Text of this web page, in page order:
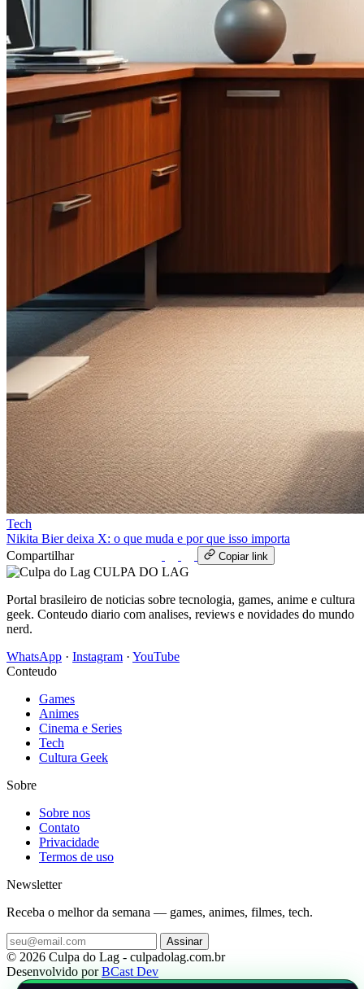
Tech
Nikita Bier deixa X: o que muda e por que isso importa
Compartilhar
Copiar link
CULPA DO LAG
Portal brasileiro de noticias sobre tecnologia, games, anime e cultura
geek. Conteudo diario com analises, reviews e novidades do mundo
nerd.
WhatsApp · Instagram · YouTube
Conteudo
Games
Animes
Cinema e Series
Tech
Cultura Geek
Sobre
Sobre nos
Contato
Privacidade
Termos de uso
Newsletter
Receba o melhor da semana — games, animes, filmes, tech.
Assinar
© 2026 Culpa do Lag - culpadolag.com.br
Desenvolvido porBCast Dev